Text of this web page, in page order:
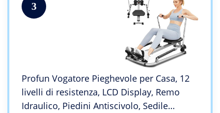
3
Profun Vogatore Pieghevole per Casa, 12
livelli di resistenza, LCD Display, Remo
Idraulico, Piedini Antiscivolo, Sedile